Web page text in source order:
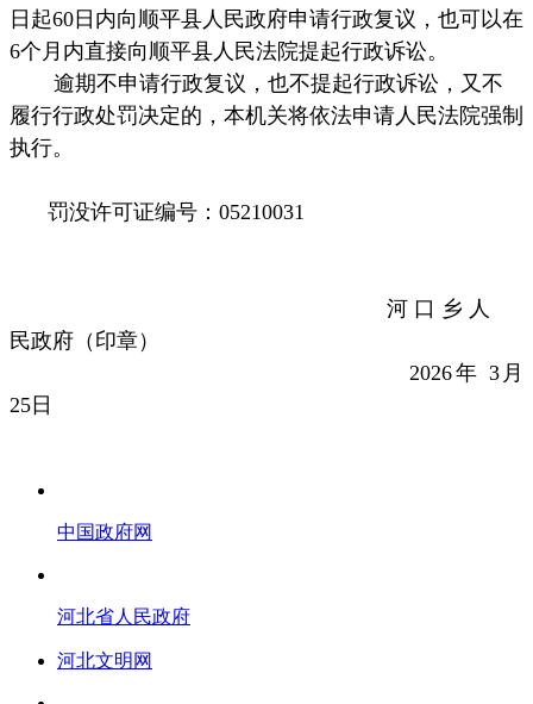
日起60日内向 顺平县人民政府申请行政复议，也可以在
6个月内直接向 顺平县 人民法院提起行政诉讼。
逾期不申请行政复议，也不提起行政诉讼，又不
履行行政处罚决定的，本机关将依法申请人民法院强制
执行。
罚没许可证编号： 05210031
河口乡人
民政府 （印章）
2026年 3月
25日
中国政府网
河北省人民政府
河北文明网